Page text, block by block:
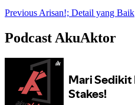
Previous Arisan!; Detail yang Baik
Podcast AkuAktor